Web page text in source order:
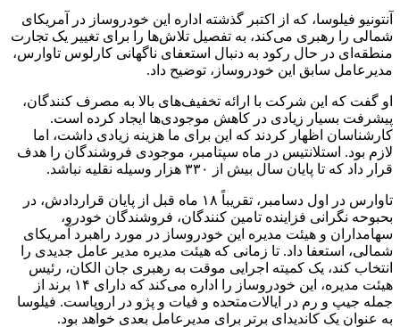
آنتونیو فیلوسا، که از اکتبر گذشته اداره این خودروساز در آمریکای
شمالی را رهبری می‌کند، به تفصیل تلاش‌ها را برای تغییر یک تجارت
منطقه‌ای در حال رکود به دنبال استعفای ناگهانی کارلوس تاوارس،
مدیرعامل سابق این خودروساز، توضیح داد.
او گفت که این شرکت با ارائه تخفیف‌های بالا به مصرف کنندگان،
پیشرفت بسیار زیادی در کاهش موجودی‌ها ایجاد کرده است.
کارشناسان اظهار کردند که این برای ما هزینه زیادی داشت، اما
لازم بود. استلانتیس در ماه سپتامبر، موجودی فروشندگان را هدف
قرار داد که تا پایان سال بیش از ۳۳۰ هزار وسیله نقلیه نباشد.
تاوارس در اول دسامبر، تقریباً ۱۸ ماه قبل از پایان قراردادش، در
بحبوحه نگرانی فزاینده تامین کنندگان، فروشندگان خودرو،
سهامداران و هیئت مدیره این خودروساز در مورد راهبرد آمریکای
شمالی، استعفا داد. تا زمانی که هیئت مدیره مدیر عامل جدیدی را
انتخاب کند، یک کمیته اجرایی موقت به رهبری جان الکان، رئیس
هیئت مدیره، این خودروساز را اداره می‌کند که دارای ۱۴ برند از
جمله جیپ و رم در ایالات‌متحده و فیات و پژو در اروپاست. فیلوسا
به عنوان یک کاندیدای برتر برای مدیرعامل بعدی خواهد بود.